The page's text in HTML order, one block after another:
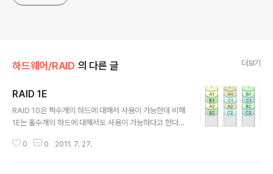
하드웨어/RAID 의 다른 글 더보기
RAID 1E
RAID 10은 짝수개의 하드에 대해서 사용이 가능한데 비해
1E는 홀수개의 하드에 대해서도 사용이 가능하다고 한다.
trip across mirrors. So you need 4 disks minimu
0 0 2011. 7. 27.